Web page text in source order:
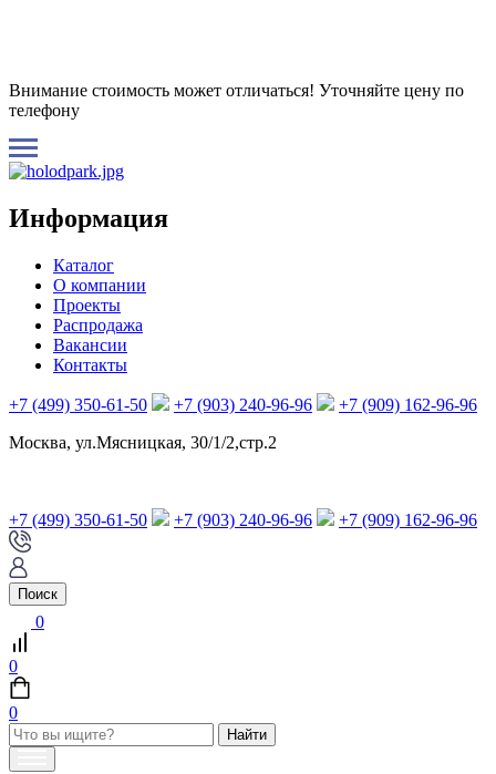
Внимание стоимость может отличаться! Уточняйте цену по
телефону
Информация
Каталог
О компании
Проекты
Распродажа
Вакансии
Контакты
+7 (499) 350-61-50 +7 (903) 240-96-96
+7 (909) 162-96-96
Москва, ул.Мясницкая, 30/1/2,стр.2
+7 (499) 350-61-50 +7 (903) 240-96-96 +7 (909) 162-96-96
Поиск
0
0
0